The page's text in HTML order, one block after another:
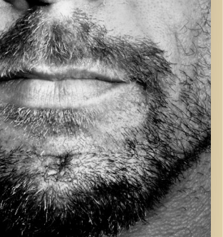
קרדיט תמונות: David Goehring